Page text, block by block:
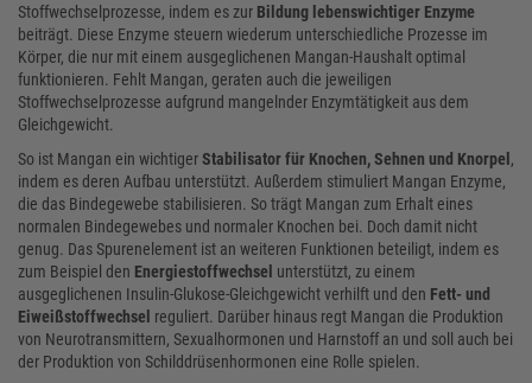
Stoffwechselprozesse, indem es zur Bildung lebenswichtiger Enzyme
beiträgt. Diese Enzyme steuern wiederum unterschiedliche Prozesse im
Körper, die nur mit einem ausgeglichenen Mangan-Haushalt optimal
funktionieren. Fehlt Mangan, geraten auch die jeweiligen
Stoffwechselprozesse aufgrund mangelnder Enzymtätigkeit aus dem
Gleichgewicht.
So ist Mangan ein wichtigerStabilisator für Knochen, Sehnen und Knorpel ,
indem es deren Aufbau unterstützt. Außerdem stimuliert Mangan Enzyme,
die das Bindegewebe stabilisieren. So trägt Mangan zum Erhalt eines
normalen Bindegewebes und normaler Knochen bei. Doch damit nicht
genug. Das Spurenelement ist an weiteren Funktionen beteiligt, indem es
zum Beispiel den Energiestoffwechsel unterstützt, zu einem
ausgeglichenen Insulin-Glukose-Gleichgewicht verhilft und den Fett- und
Eiweißstoffwechsel reguliert. Darüber hinaus regt Mangan die Produktion
von Neurotransmittern, Sexualhormonen und Harnstoff an und soll auch bei
der Produktion von Schilddrüsenhormonen eine Rolle spielen.